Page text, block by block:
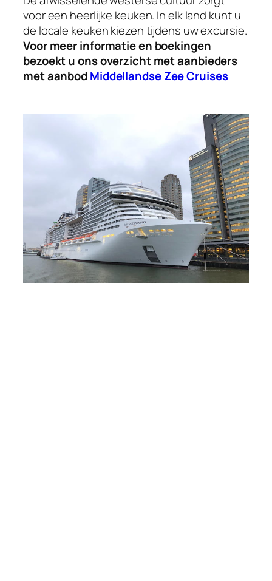
voor een heerlijke keuken. In elk land kunt u
de locale keuken kiezen tijdens uw excursie.
Voor meer informatie en boekingen
bezoekt u ons overzicht met aanbieders
met aanbodMiddellandse Zee Cruises